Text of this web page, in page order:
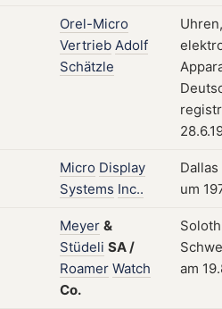
Orel-Micro
Vertrieb Adolf
Schätzle
Uhren,
Micro Display
Systems Inc..
Dallas
um
Meyer &
Stüdeli SA/
Roamer Watch
Co.
am